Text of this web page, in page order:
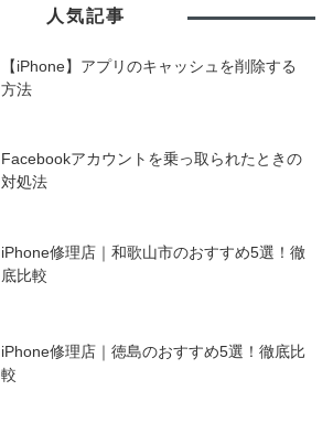
人気記事
【iPhone】アプリのキャッシュを削除する
方法
Facebookアカウントを乗っ取られたときの
対処法
iPhone修理店｜和歌山市のおすすめ5選！徹
底比較
iPhone修理店｜徳島のおすすめ5選！徹底比
較